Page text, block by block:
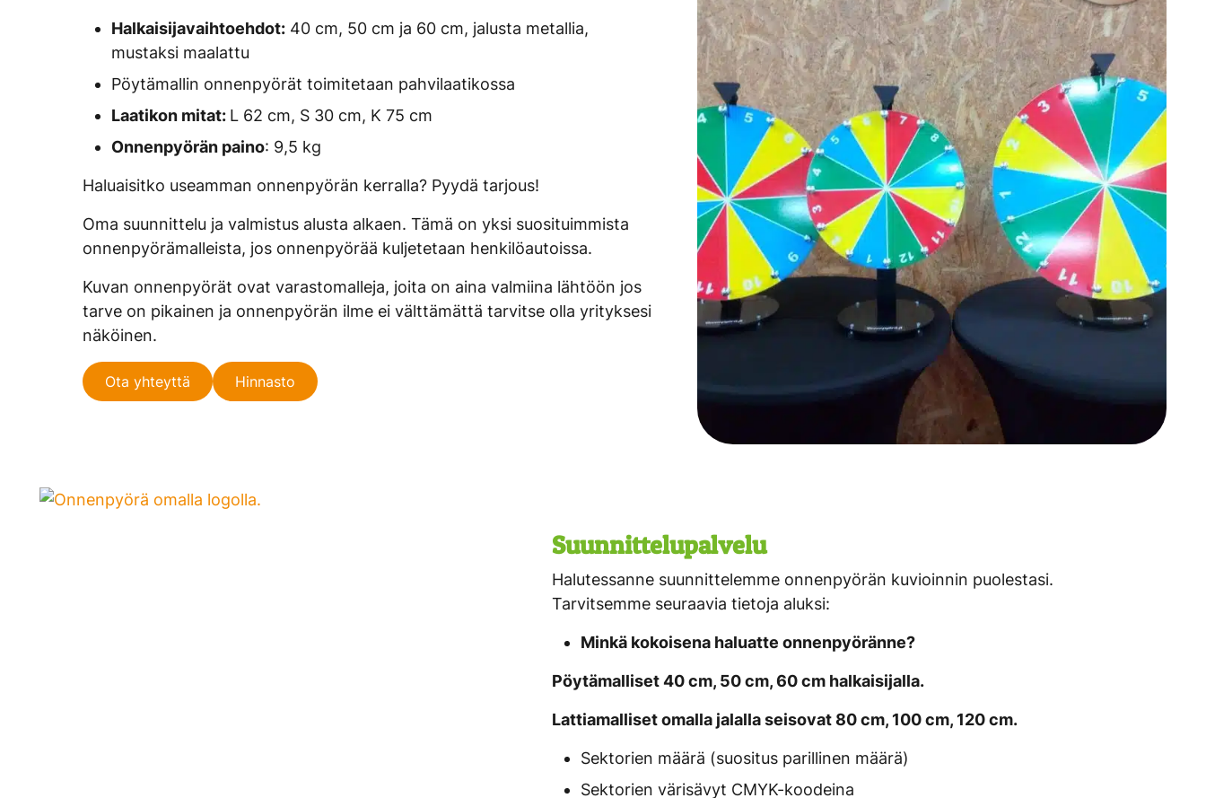
Halkaisijavaihtoehdot: 40 cm, 50 cm ja 60 cm, jalusta metallia,
mustaksi maalattu
Pöytämallin onnenpyörät toimitetaan pahvilaatikossa
Laatikon mitat: L 62 cm, S 30 cm, K 75 cm
Onnenpyörän paino: 9,5 kg
Haluaisitko useamman onnenpyörän kerralla? Pyydä tarjous!
Oma suunnittelu ja valmistus alusta alkaen. Tämä on yksi suosituimmista
onnenpyörämalleista, jos onnenpyörää kuljetetaan henkilöautoissa.
Kuvan onnenpyörät ovat varastomalleja, joita on aina valmiina lähtöön jos
tarve on pikainen ja onnenpyörän ilme ei välttämättä tarvitse olla yrityksesi
näköinen.
Ota yhteyttä Hinnasto
Suunnittelupalvelu
Halutessanne suunnittelemme onnenpyörän kuvioinnin puolestasi.
Tarvitsemme seuraavia tietoja aluksi:
Minkä kokoisena haluatte onnenpyöränne?
Pöytämalliset 40 cm, 50 cm, 60 cm halkaisijalla.
Lattiamalliset omalla jalalla seisovat 80 cm, 100 cm, 120 cm.
Sektorien määrä (suositus parillinen määrä)
Sektorien värisävyt CMYK-koodeina